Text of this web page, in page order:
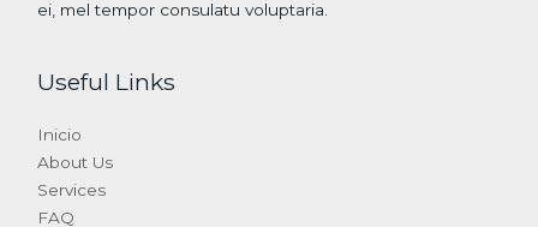
ei, mel tempor consulatu voluptaria.
Useful Links
Inicio
About Us
Services
FAQ